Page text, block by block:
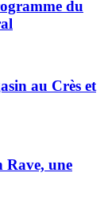
du
au Crès et
Rave, une